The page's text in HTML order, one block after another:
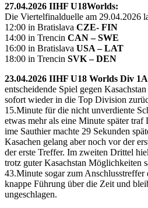
27.04.2026 IIHF U18Worlds:
Die Viertelfinalduelle am 29.04.2026
12:00 in Bratislava CZE- FIN
14:00 in Trencin CAN – SWE
16:00 in Bratislava USA – LAT
18:00 in Trencin SVK – DEN
23.04.2026 IIHF U18 Worlds Div
entscheidende Spiel gegen
sofort wieder in die Top Division
15.Minute für die nicht unverdiente
etwas mehr als eine Minute später
ime Sauthier machte 29 Sekunden
Kasachen gelang aber noch vor der
der erste Treffer. Im zweiten Drittel
trotz guter Kasachstan Möglichkeiten
43.Minute sogar zum
knappe Führung über die Zeit und
ungeschlagen.